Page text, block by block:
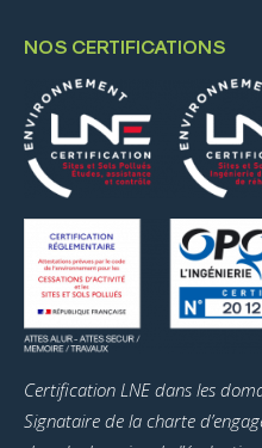
NOS CERTIFICATIONS
Certification LNE dans les
Signataire de la charte